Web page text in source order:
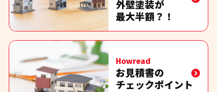
外壁塗装が
最大半額？！
Howread
お見積書の
チェックポイント